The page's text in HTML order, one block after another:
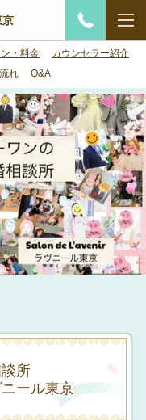
・料金
カウンセラー紹介
れ Q&A
所
ール東京